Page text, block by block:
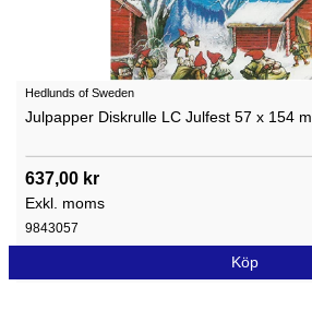
Hedlunds of Sweden
Julpapper Diskrulle LC Julfest 57 x 154 m
637,00 kr
Exkl. moms
9843057
Köp